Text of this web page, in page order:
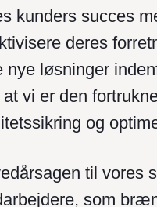
kunders succes
deres
nye løsninger
at vi er den
og
til vores
som